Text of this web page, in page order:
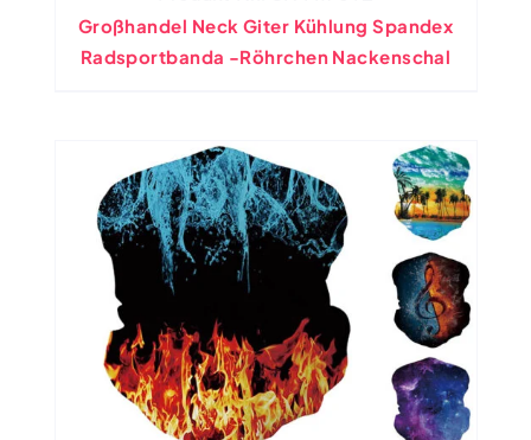
Großhandel Neck Giter Kühlung Spandex
Radsportbanda -Röhrchen Nackenschal